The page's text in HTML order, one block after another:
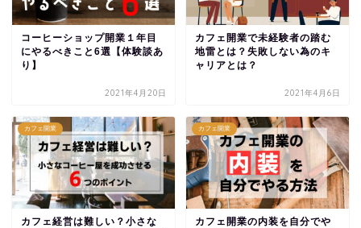
コーヒーショップ開業１年目
にやるべきこと6選【体験談あ
り】
2021年4月20日
カフェ開業で未経験者の踏む
地雷とは？失敗しない為のキ
ャリアとは？
2021年4月6日
カフェ開業
カフェ経営は難しい？小さな
カフェ開業
カフェ開業の内装を自分でや